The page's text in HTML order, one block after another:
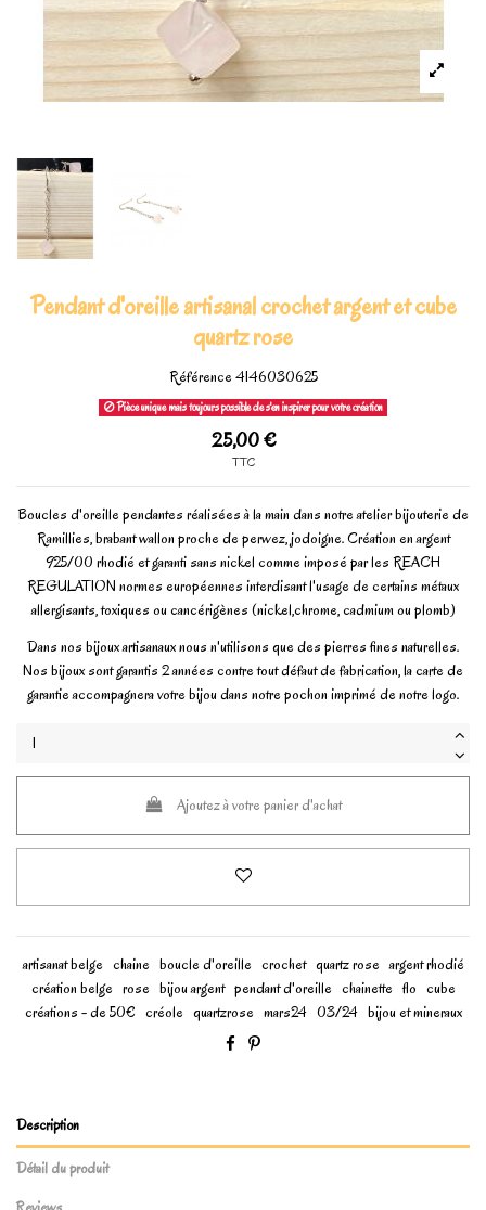
Pendant d'oreille artisanal crochet argent et cube
quartz rose
Référence4146030625
Pièce unique mais toujours possible de s'en inspirer pour votre création
25,00 €
TTC
Boucles d'oreille pendantes réalisées à la main dans notre atelier bijouterie de
Ramillies, brabant wallon proche de perwez, jodoigne. Création en argent
925/00 rhodié et garanti sans nickel comme imposé par les REACH
REGULATION normes européennes interdisant l'usage de certains métaux
allergisants, toxiques ou cancérigènes (nickel,chrome, cadmium ou plomb)
Dans nos bijoux artisanaux nous n'utilisons que des pierres fines naturelles.
Nos bijoux sont garantis 2 années contre tout défaut de fabrication, la carte de
garantie accompagnera votre bijou dans notre pochon imprimé de notre logo.
Ajoutez à votre panier d'achat
artisanat belge chaine boucle d'oreille crochet quartz rose argent rhodié
création belge rose bijou argent pendant d'oreille chainette flo cube
créations - de 50€ créole quartzrose mars24 03/24 bijou et mineraux
Description
Détail du produit